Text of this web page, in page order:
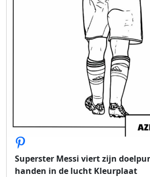
Superster Messi viert zijn
handen in de lucht Kleurplaat